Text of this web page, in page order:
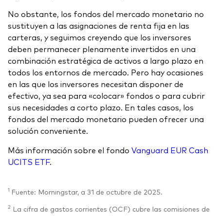
No obstante, los fondos del mercado monetario no
sustituyen a las asignaciones de renta fija en las
carteras, y seguimos creyendo que los inversores
deben permanecer plenamente invertidos en una
combinación estratégica de activos a largo plazo en
todos los entornos de mercado. Pero hay ocasiones
en las que los inversores necesitan disponer de
efectivo, ya sea para «colocar» fondos o para cubrir
sus necesidades a corto plazo. En tales casos, los
fondos del mercado monetario pueden ofrecer una
solución conveniente.
Más información sobre el fondo Vanguard EUR Cash
UCITS ETF.
1 Fuente: Morningstar, a 31 de octubre de 2025.
2 La cifra de gastos corrientes (OCF) cubre las comisiones de